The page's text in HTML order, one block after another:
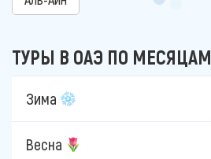
ТУРЫ В ОАЭ ПО МЕСЯЦАМ
Зима
Весна